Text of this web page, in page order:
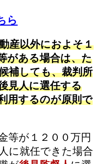
ら
産以外におよそ１
がある場合は、た
補しても、裁判所
見人に選任する
用するのが原則で
等が１２００万円
に就任できた場合